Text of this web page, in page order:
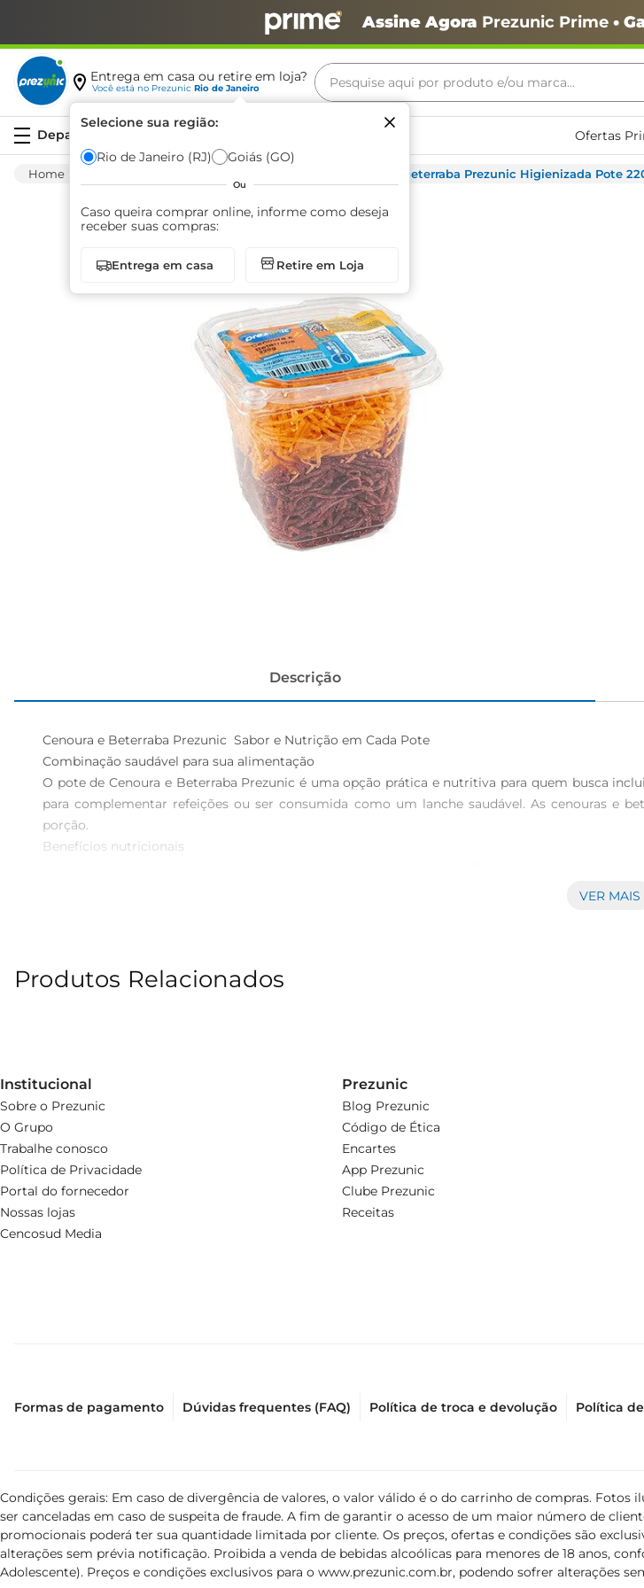
Assine Agora Prezunic Prime•
Entrega em casa ou retire em loja?
Você está no Prezunic Rio de Janeiro
Selecione sua região:
Rio de Janeiro (RJ) Goiás (GO)
Ou
Caso queira comprar online, informe como deseja
receber suas compras:
Entrega em casa Retire em Loja
Pesquise aqui por produto e/ou marca...
Ofertas
Cenoura e Beterraba Prezunic Higienizada Pote
Descrição
Cenoura e Beterraba Prezunic  Sabor e Nutrição em Cada Pote
Combinação saudável para sua alimentação
O pote de Cenoura e Beterraba Prezunic é uma opção prática e nutritiva para quem busca
para complementar refeições ou ser consumida como um lanche saudável. As cenouras e
porção.
Benefícios nutricionais
antiinflamatórias. Juntas, essas hortaliças oferecem uma variedade de nutrientes que
em receitas de sopas e purês. A praticidade do pote facilita o armazenamento e o consumo,
VER MAIS
Produtos Relacionados
Institucional
Sobre o Prezunic
O Grupo
Trabalhe conosco
Política de Privacidade
Portal do fornecedor
Nossas lojas
Cencosud Media
Prezunic
Blog Prezunic
Código de Ética
Encartes
App Prezunic
Clube Prezunic
Receitas
Formas de pagamento Dúvidas frequentes (FAQ) Política de troca e devolução Política
Condições gerais: Em caso de divergência de valores, o valor válido é o do carrinho de compras.
ser canceladas em caso de suspeita de fraude. A fim de garantir o acesso de um maior número de
promocionais poderá ter sua quantidade limitada por cliente. Os preços, ofertas e condições são
alterações sem prévia notificação. Proibida a venda de bebidas alcoólicas para menores de 18 anos,
Adolescente). Preços e condições exclusivos para o www.prezunic.com.br, podendo sofrer alterações
Termos mais buscados
café
biscoito
azeite
arroz
iogurte
papel higiênico
cerveja